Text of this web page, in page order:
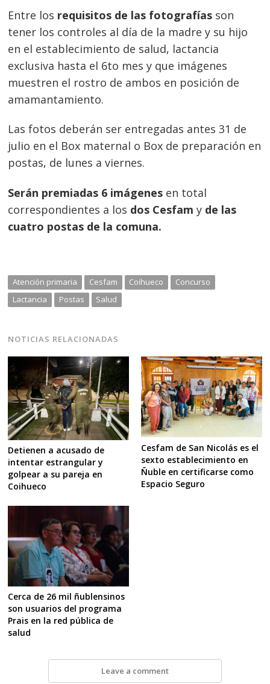
Entre los requisitos de las fotografías son
tener los controles al día de la madre y su hijo
en el establecimiento de salud, lactancia
exclusiva hasta el 6to mes y que imágenes
muestren el rostro de ambos en posición de
amamantamiento.
Las fotos deberán ser entregadas antes 31 de
julio en el Box maternal o Box de preparación en
postas, de lunes a viernes.
Serán premiadas 6 imágenes en total
correspondientes a los dos Cesfam y de las
cuatro postas de la comuna.
Atención primaria Cesfam Coihueco
Concurso
Lactancia
Postas Salud
NOTICIAS RELACIONADAS
Detienen a acusado de
intentar estrangular y
golpear a su pareja en
Coihueco
Cesfam de San Nicolás es el
sexto establecimiento en
Ñuble en certificarse como
Espacio Seguro
Cerca de 26 mil ñublensinos
son usuarios del programa
Prais en la red pública de
salud
Leave a comment
Navegación
de
entradas